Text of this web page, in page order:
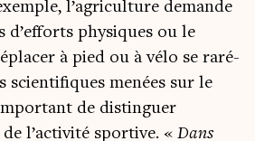
l’agriculture demande
d’efforts phy­siques ou le
à pied ou à vélo se raré­
scien­ti­fiques menées sur le
de dis­tin­guer
l’activité spor­tive. « Dans